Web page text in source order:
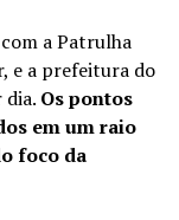
a Patrulha
e a prefeitura do
Os pontos
em um raio
foco da